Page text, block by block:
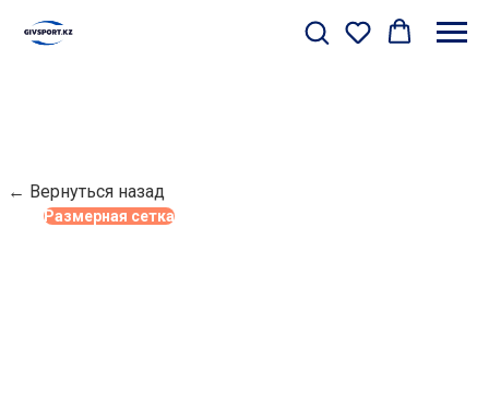
← Вернуться назад
Размерная сетка